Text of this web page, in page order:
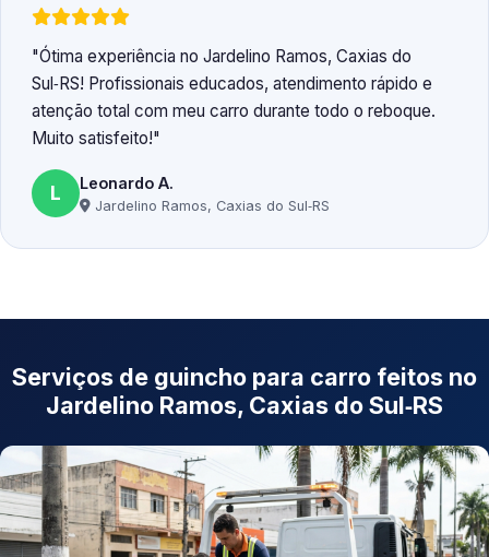
Ótima experiência no Jardelino Ramos, Caxias do
Sul‑RS! Profissionais educados, atendimento rápido e
atenção total com meu carro durante todo o reboque.
Muito satisfeito!
L Leonardo A.
Jardelino Ramos, Caxias do Sul‑RS
Serviços de guincho para carro feitos no
Jardelino Ramos, Caxias do Sul‑RS